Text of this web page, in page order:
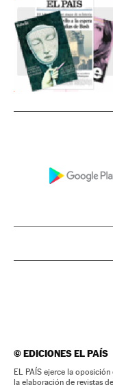
©EDICIONES EL PAÍS
EL PAÍS ejerce la
la elaboración de revistas